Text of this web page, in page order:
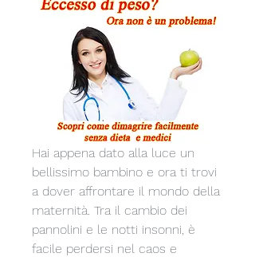
Hai appena dato alla luce un
bellissimo bambino e ora ti trovi
a dover affrontare il mondo della
maternità. Tra il cambio dei
pannolini e le notti insonni, è
facile perdersi nel caos e